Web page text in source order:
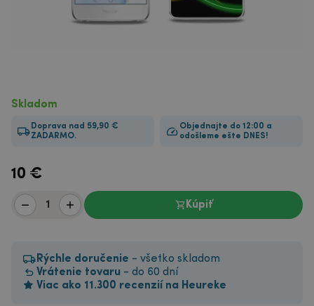
Skladom
Doprava nad 59,90 €
ZADARMO.
Objednajte do 12:00 a
odošleme ešte DNES!
10 €
Kúpiť
Rýchle doručenie - všetko skladom
Vrátenie tovaru - do 60 dní
Viac ako 11.300 recenzií na Heureke